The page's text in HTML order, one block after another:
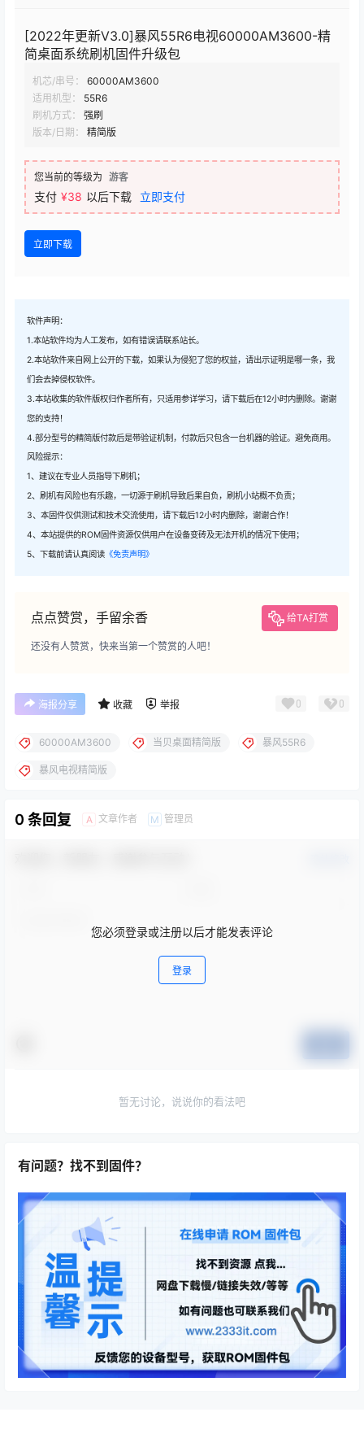
[2022年更新V3.0]暴风55R6电视60000AM3600-精
简桌面系统刷机固件升级包
机芯/串号：
60000AM3600
适用机型：
55R6
刷机方式：
强刷
版本/日期：
精简版
您当前的等级为 游客
支付 ¥38 以后下载 立即支付
立即下载
软件声明：
1.本站软件均为人工发布，如有错误请联系站长。
2.本站软件来自网上公开的下载，如果认为侵犯了您的权益，请出示证明是哪一条，我
们会去掉侵权软件。
3.本站收集的软件版权归作者所有，只适用参详学习，请下载后在12小时内删除。谢谢
您的支持！
4.部分型号的精简版付款后是带验证机制，付款后只包含一台机器的验证。避免商用。
风险提示：
1、建议在专业人员指导下刷机；
2、刷机有风险也有乐趣，一切源于刷机导致后果自负，刷机小站概不负责；
3、本固件仅供测试和技术交流使用，请下载后12小时内删除，谢谢合作！
4、本站提供的ROM固件资源仅供用户在设备变砖及无法开机的情况下使用；
5、下载前请认真阅读 《免责声明》
点点赞赏，手留余香 给TA打赏
还没有人赞赏，快来当第一个赞赏的人吧！
海报分享 收藏 举报 0 0
60000AM3600 当贝桌面精简版 暴风55R6
暴风电视精简版
0 条回复 A 文章作者 M 管理员
您必须登录或注册以后才能发表评论
登录
暂无讨论，说说你的看法吧
有问题？找不到固件？